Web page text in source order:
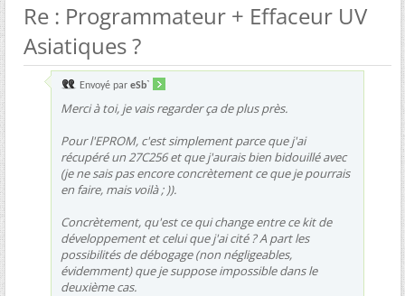
Re : Programmateur + Effaceur UV
Asiatiques ?
Envoyé par eSb`
Merci à toi, je vais regarder ça de plus près.
Pour l'EPROM, c'est simplement parce que j'ai
récupéré un 27C256 et que j'aurais bien bidouillé avec
(je ne sais pas encore concrètement ce que je pourrais
en faire, mais voilà ; )).
Concrètement, qu'est ce qui change entre ce kit de
développement et celui que j'ai cité ? A part les
possibilités de débogage (non négligeables,
évidemment) que je suppose impossible dans le
deuxième cas.